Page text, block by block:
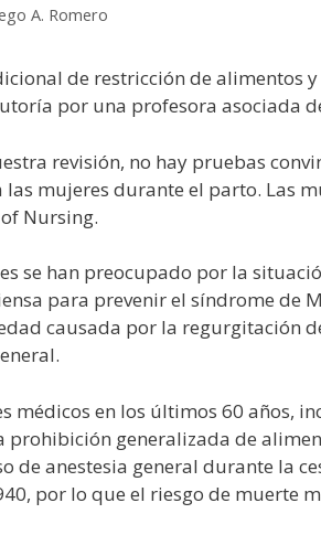
A. Romero
de restricción de alimentos
por una profesora asociada
revisión, no hay pruebas
mujeres durante el parto. Las
of Nursing.
se han preocupado por la
para prevenir el síndrome de
causada por la regurgitación
médicos en los últimos 60 años,
prohibición generalizada de
de anestesia general durante la
por lo que el riesgo de muerte